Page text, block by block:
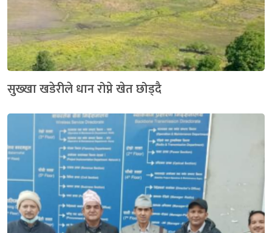
सुख्खा खडेरीले धान रोप्ने खेत छोड्दै